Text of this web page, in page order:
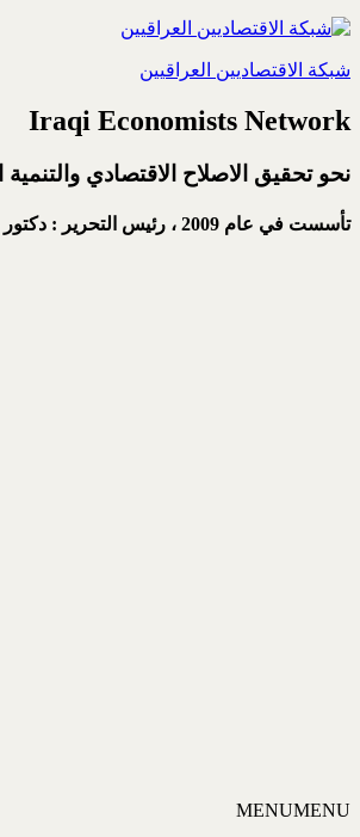
شبكة الاقتصاديين العراقيين
Iraqi Economists Network
نحو تحقيق الاصلاح الاقتصادي
تأسست في عام 2009 ، رئيس التحرير : دكتور
MENUMENU